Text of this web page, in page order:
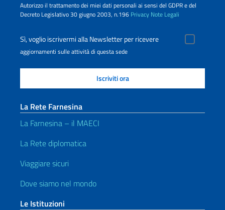
Autorizzo il trattamento dei miei dati personali ai sensi del GDPR e del
Decreto Legislativo 30 giugno 2003, n.196 Privacy Note Legali
Sì, voglio iscrivermi alla Newsletter per ricevere
aggiornamenti sulle attività di questa sede
La Rete Farnesina
La Farnesina – il MAECI
La Rete diplomatica
Viaggiare sicuri
Dove siamo nel mondo
Le Istituzioni